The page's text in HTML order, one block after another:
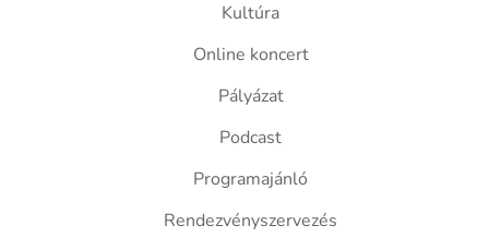
Kultúra
Online koncert
Pályázat
Podcast
Programajánló
Rendezvényszervezés